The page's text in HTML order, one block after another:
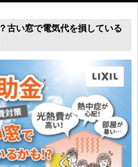
い窓で電気代を損している